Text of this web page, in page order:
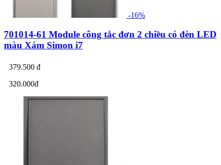
-16%
701014-61 Module công tắc đơn 2 chiều có đèn LED
màu Xám Simon i7
379.500 đ
320.000đ